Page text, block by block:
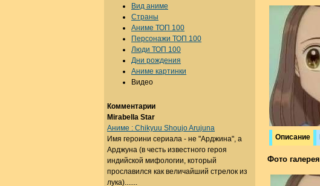
Описание
Фото галерея
Вид аниме
Страны
Аниме ТОП 100
Персонажи ТОП 100
Люди ТОП 100
Дни рождения
Аниме картинки
Видео
Комментарии
Mirabella Star
Аниме : Chikyuu Shoujo Arujuna
Имя героини сериала - не "Арджина", а
Арджуна (в честь известного героя
индийской мифологии, который
прославился как величайший стрелок из
лука).......